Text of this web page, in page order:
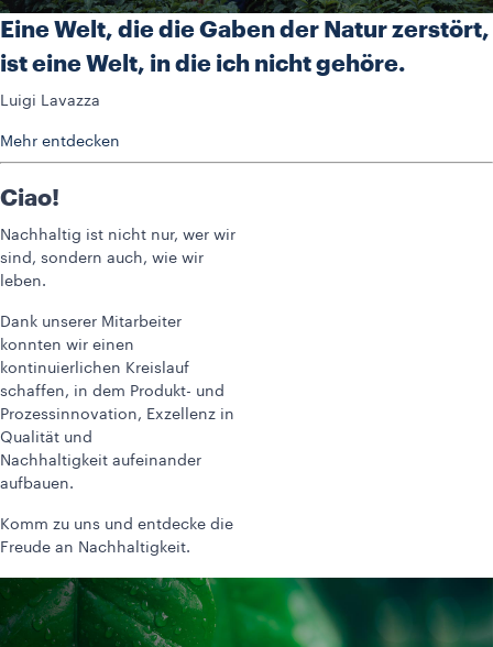
Eine Welt, die die Gaben der Natur zerstört,
ist eine Welt, in die ich nicht gehöre.
Luigi Lavazza
Mehr entdecken
Ciao!
Nachhaltig ist nicht nur, wer wir
sind, sondern auch, wie wir
leben.
Dank unserer Mitarbeiter
konnten wir einen
kontinuierlichen Kreislauf
schaffen, in dem Produkt- und
Prozessinnovation, Exzellenz in
Qualität und
Nachhaltigkeit aufeinander
aufbauen.
Komm zu uns und entdecke die
Freude an Nachhaltigkeit.